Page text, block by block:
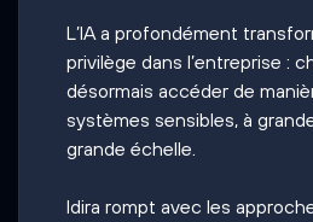
L’IA a profondément
privilège dans l’entreprise :
désormais accéder de
systèmes sensibles, à
grande échelle.
Idira rompt avec les